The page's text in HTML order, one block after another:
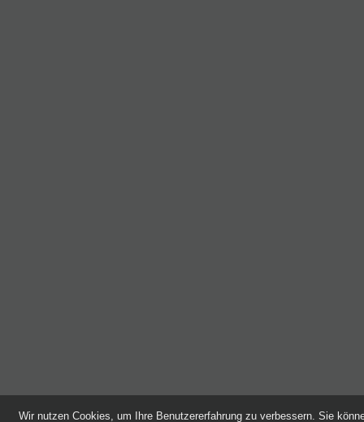
Wir nutzen Cookies, um Ihre Benutzererfahrung zu verbessern. Sie